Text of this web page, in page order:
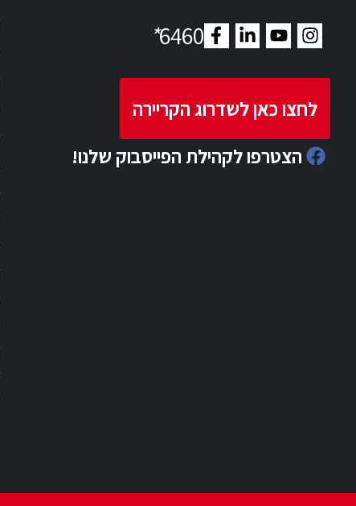
6460
*
לחצו כאן לשדרוג הקריירה
הצטרפו לקהילת הפייסבוק שלנו!